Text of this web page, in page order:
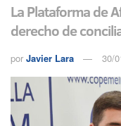
La Plataforma de
derecho de
por Javier Lara 30/